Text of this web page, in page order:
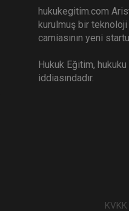
hukukegitim.com
kurulmuş bir teknoloji
camiasının yeni
Hukuk Eğitim,
iddiasındadır.